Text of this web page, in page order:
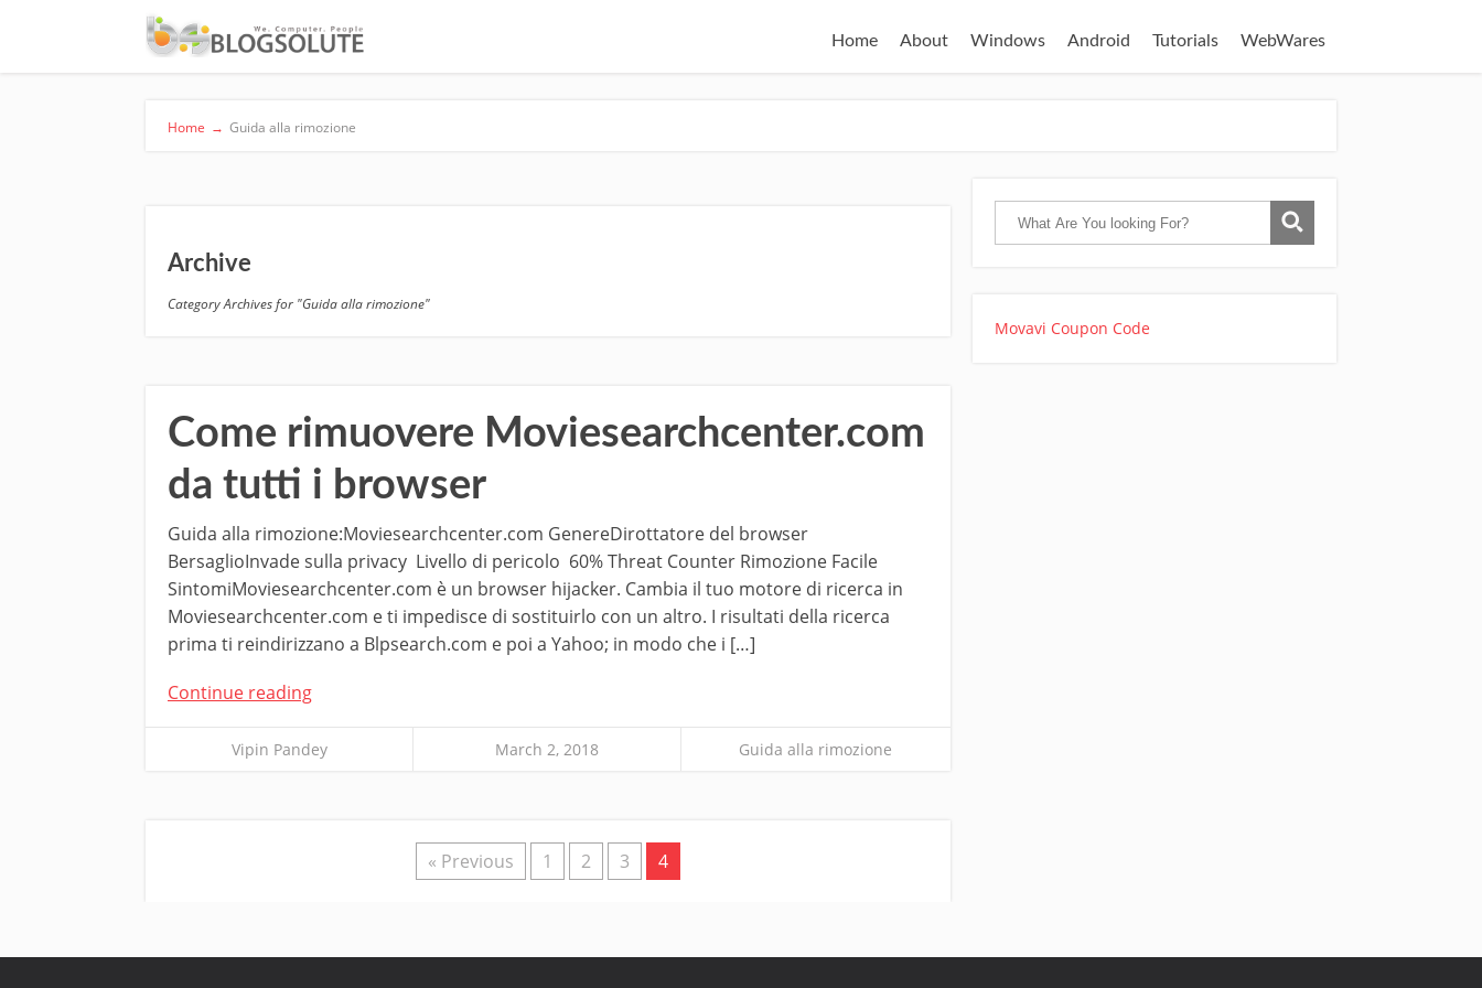
Home About Windows Android Tutorials WebWares
Home → Guida alla rimozione
Archive
Category Archives for "Guida alla rimozione"
Come rimuovere Moviesearchcenter.com
da tutti i browser
Guida alla rimozione:Moviesearchcenter.com GenereDirottatore del browser
BersaglioInvade sulla privacy Livello di pericolo 60% Threat Counter Rimozione Facile
SintomiMoviesearchcenter.com è un browser hijacker. Cambia il tuo motore di ricerca in
Moviesearchcenter.com e ti impedisce di sostituirlo con un altro. I risultati della ricerca
prima ti reindirizzano a Blpsearch.com e poi a Yahoo; in modo che i […]
Continue reading
Vipin Pandey March 2, 2018 Guida alla rimozione
« Previous 1 2 3 4
Movavi Coupon Code